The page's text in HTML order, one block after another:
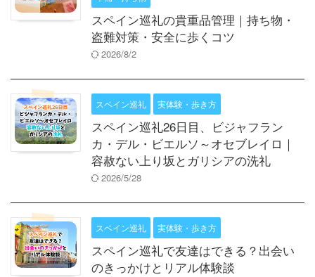
スペイン巡礼の貴重品管理｜持ち物・
盗難対策・安全に歩くコツ
2026/8/2
スペイン巡礼 実体験・歩き方
スペイン巡礼26日目、ビジャフラン
カ・デル・ビエルソ～オセブレイロ｜
容赦ない上り坂とガリシアの洗礼
2026/5/28
スペイン巡礼 実体験・歩き方
スペイン巡礼で友達はできる？出会い
のきっかけとリアル体験談